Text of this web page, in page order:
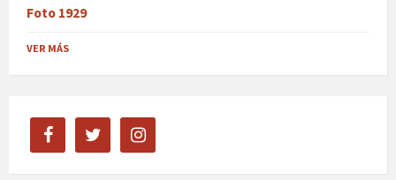
Foto 1929
VER MÁS
facebook twitter instagram